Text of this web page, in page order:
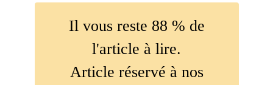
Il vous reste 88 % de
l'article à lire.
Article réservé à nos